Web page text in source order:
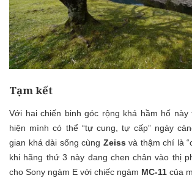
Tạm kết
Với hai chiến binh góc rộng khá hầm hố này
hiện mình có thể “tự cung, tự cấp” ngày
gian khá dài sống cùng Zeiss và thậm chí là
khi hãng thứ 3 này đang chen chân vào thị
cho Sony ngàm E với chiếc ngàm MC-11 của